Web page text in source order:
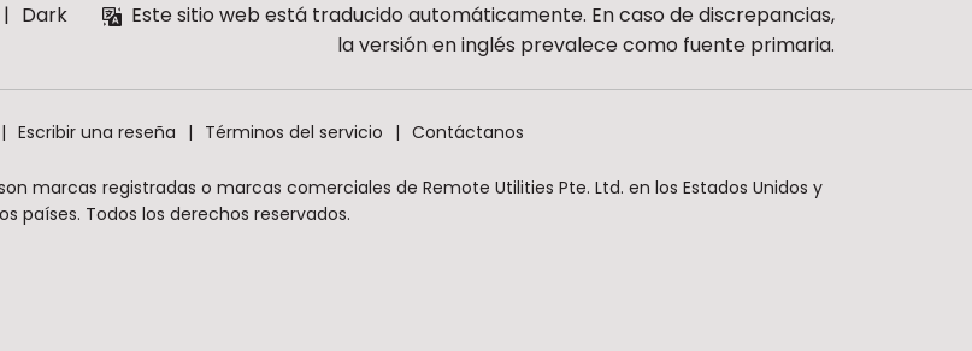
Dark
Este sitio web está traducido automáticamente. En caso de discrepancias,
la versión en inglés prevalece como fuente primaria.
Escribir una reseña Términos del servicio Contáctanos
marcas registradas o marcas comerciales de Remote Utilities Pte. Ltd. en los Estados Unidos y
países. Todos los derechos reservados.